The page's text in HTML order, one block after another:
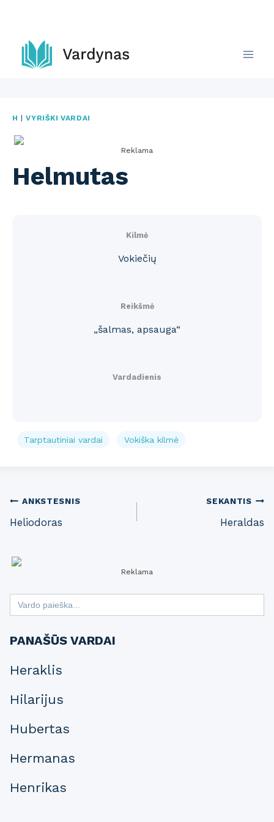
content
H |VYRIŠKI VARDAI
Reklama
Helmutas
Kilmė
Vokiečių
Reikšmė
„šalmas, apsauga“
Vardadienis
Tarptautiniai vardai Vokiška kilmė
Post
navigation
ANKSTESNIS
Heliodoras
SEKANTIS
Heraldas
Reklama
Search
for:
PANAŠŪS VARDAI
Heraklis
Hilarijus
Hubertas
Hermanas
Henrikas